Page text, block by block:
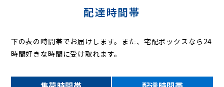
配達時間帯
下の表の時間帯でお届けします。また、宅配ボックスなら24
時間好きな時間に受け取れます。